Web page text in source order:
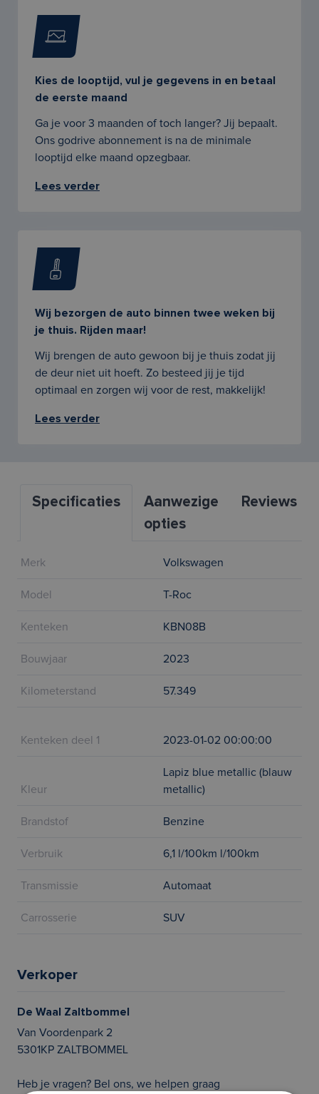
Kies de looptijd, vul je gegevens in en betaal
de eerste maand
Ga je voor 3 maanden of toch langer? Jij bepaalt.
Ons godrive abonnement is na de minimale
looptijd elke maand opzegbaar.
Lees verder
Wij bezorgen de auto binnen twee weken bij
je thuis. Rijden maar!
Wij brengen de auto gewoon bij je thuis zodat jij
de deur niet uit hoeft. Zo besteed jij je tijd
optimaal en zorgen wij voor de rest, makkelijk!
Lees verder
Specificaties
Aanwezige
opties
Reviews
Merk Volkswagen
Model T-Roc
Kenteken KBN08B
Bouwjaar 2023
Kilometerstand 57.349
Kenteken deel 1 2023-01-02 00:00:00
Kleur
Lapiz blue metallic (blauw
metallic)
Brandstof Benzine
Verbruik 6,1 l/100km l/100km
Transmissie Automaat
Carrosserie SUV
Verkoper
De Waal Zaltbommel
Van Voordenpark 2
5301KP ZALTBOMMEL
Heb je vragen? Bel ons, we helpen graag